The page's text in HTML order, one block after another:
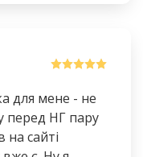
для мене - не
перед НГ пару
на сайті